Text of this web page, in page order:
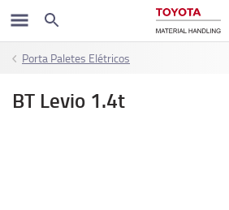
Porta Paletes Elétricos
BT Levio 1.4t